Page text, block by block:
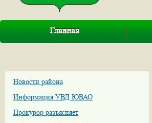
Главная
Новости района
Информация УВД ЮВАО
Прокурор разъясняет